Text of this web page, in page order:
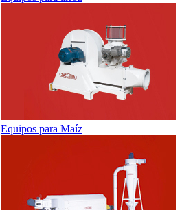
Equipos para Maíz